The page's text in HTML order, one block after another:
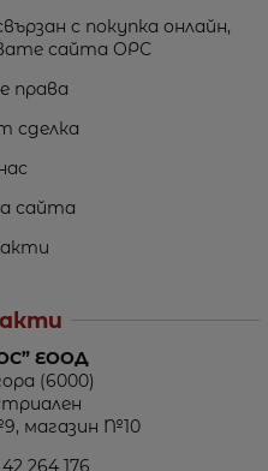
с покупка онлайн,
сайта ОРС
права
сделка
сайта
ЕООД
(6000)
магазин №10
264 176